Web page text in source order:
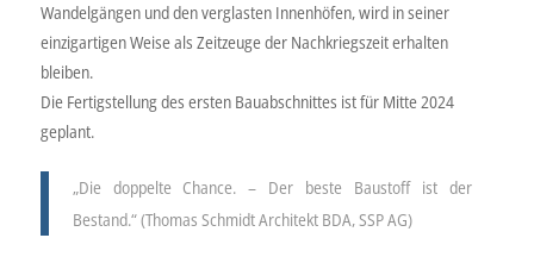
Wandelgängen und den verglasten Innenhöfen, wird in seiner
einzigartigen Weise als Zeitzeuge der Nachkriegszeit erhalten
bleiben.
Die Fertigstellung des ersten Bauabschnittes ist für Mitte 2024
geplant.
„Die doppelte Chance. – Der beste Baustoff ist der
Bestand.“ (Thomas Schmidt Architekt BDA, SSP AG)